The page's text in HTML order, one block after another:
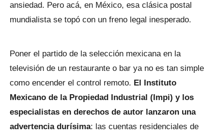
ansiedad. Pero acá, en México, esa clásica postal
mundialista se topó con un freno legal inesperado.
Poner el partido de la selección mexicana en la
televisión de un restaurante o bar ya no es tan simple
como encender el control remoto. El Instituto
Mexicano de la Propiedad Industrial (Impi) y los
especialistas en derechos de autor lanzaron una
advertencia durísima: las cuentas residenciales de